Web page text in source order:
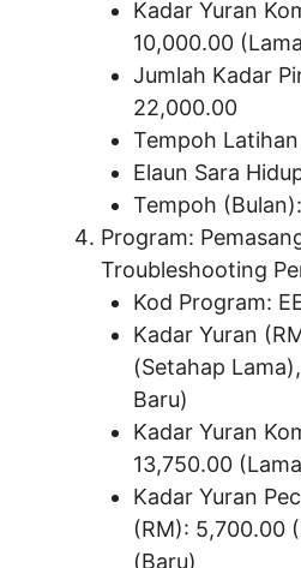
Kadar Yuran
10,000.00
Jumlah Kadar
22,000.00
Tempoh
Elaun Sara
Tempoh
Program:
Troubleshooting
Kod Program:
Kadar Yuran
(Setahap
Baru)
Kadar Yuran
13,750.00
Kadar Yuran
(RM): 5,700.00
(Baru)